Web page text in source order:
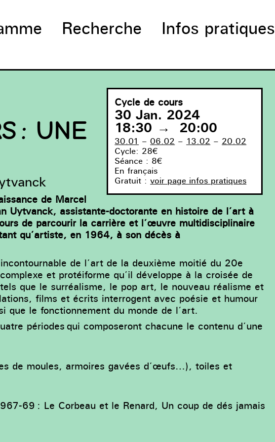
Recherche Infos pratiques
Cycle de cours
30 Jan. 2024
18:30 → 20:00
30.01 –06.02 – 13.02 – 20.02
Cycle: 28€
Séance : 8€
En français
Gratuit :voir page infos pratiques
: UNE
de Marcel
Uytvanck, assistante-doctorante en histoire de l’art à
de parcourir la carrière et l’œuvre multidisciplinaire
qu’artiste, en 1964, à son décès à
de l’art de la deuxième moitié du 20e
et protéiforme qu’il développe à la croisée de
que le surréalisme, le pop art, le nouveau réalisme et
films et écrits interrogent avec poésie et humour
le fonctionnement du monde de l’art.
périodes qui composeront chacune le contenu d’une
de moules, armoires gavées d’œufs…), toiles et
69 : Le Corbeau et le Renard, Un coup de dés jamais